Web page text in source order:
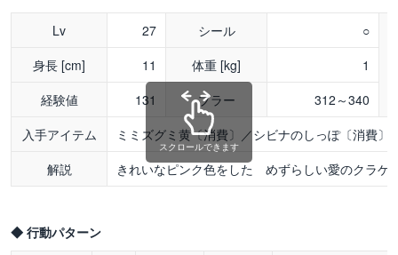
Lv 27 シール
○
身長 [cm]
11 体重 [kg]
1
経験値
131 ブラー
312～340
入手アイテム
ミミズグミ黄〔消費〕／シビナのしっぽ〔消費〕
解説
きれいなピンク色をした めずらしい愛のクラゲ
スクロールできます
◆ 行動パターン